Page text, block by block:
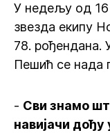
У недељу од 16
звезда екипу
78. рођендана.
Пешић се нада
- Сви знамо
навијачи